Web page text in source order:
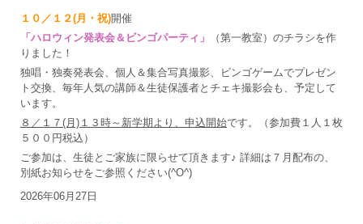
１０／１２(月・祝)開催
「ハロウィン発表会＆ビンゴパーティ」
（第一教室）のチラシを作
りました！
独唱・独奏発表会、個人＆集合写真撮影、ビンゴゲームでプレゼン
ト交換、毎年人気の講師＆生徒保護者とチェキ撮影会も、予定して
います。
８／１７(月)１３時～新学期より、申込開始です。（参加費１人１枚
５００円税込）
ご参加は、生徒とご家族に限らせて頂きます♪ 詳細は７月配布の、
別紙お知らせをご参照ください(^O^)
2026年06月27日